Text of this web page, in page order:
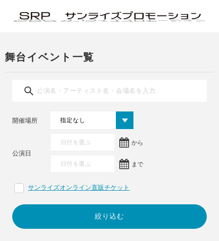
舞台イベント一覧
公演日
から
まで
開催場所
サンライズオンライン直販チケット